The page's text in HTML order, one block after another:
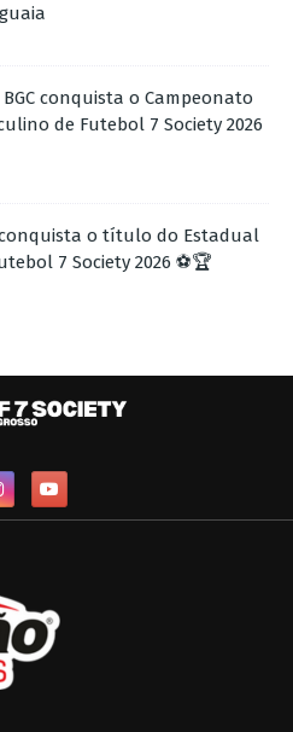
conquista o Campeonato
de Futebol 7 Society 2026
conquista o título do Estadual
7 Society 2026 ⚽🏆